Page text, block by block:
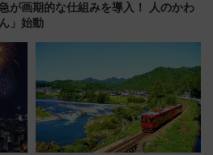
が画期的な仕組みを導入！ 人のかわ
」始動